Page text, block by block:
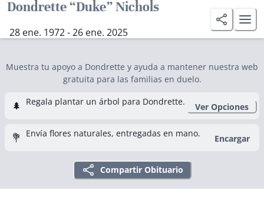
Dondrette “Duke” Nichols
28 ene. 1972 - 26 ene. 2025
Muestra tu apoyo a Dondrette y ayuda a mantener nuestra web
gratuita para las familias en duelo.
🌲 Regala plantar un árbol para Dondrette. Ver Opciones
💐 Envía flores naturales, entregadas en mano. Encargar
Compartir Obituario